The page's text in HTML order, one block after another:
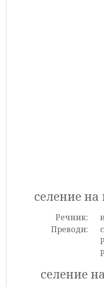
селение на
Речник:
Преводи:
селение